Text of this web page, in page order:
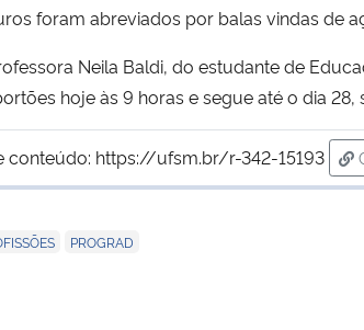
foram abreviados por balas vindas de
Neila Baldi, do estudante de
hoje às 9 horas e segue até o dia 28,
conteúdo: https://ufsm.br/r-342-15193
PROGRAD